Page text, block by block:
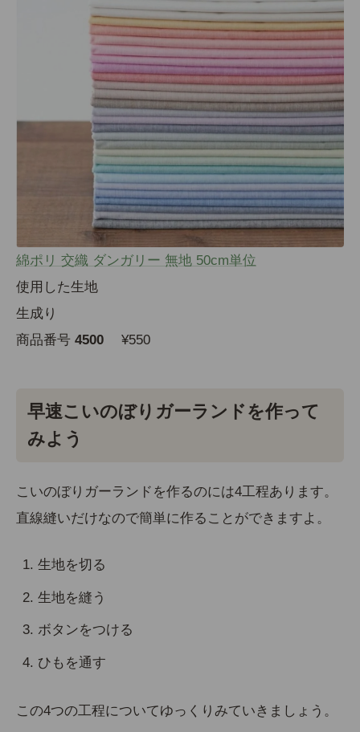
綿ポリ 交織 ダンガリー 無地 50cm単位
使用した生地
生成り
商品番号 4500 ¥550
早速こいのぼりガーランドを作って
みよう
こいのぼりガーランドを作るのには4工程あります。
直線縫いだけなので簡単に作ることができますよ。
生地を切る
生地を縫う
ボタンをつける
ひもを通す
この4つの工程についてゆっくりみていきましょう。